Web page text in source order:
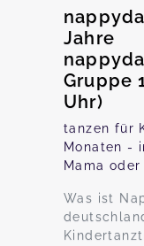
Jahre
Gruppe
Uhr)
tanzen für
Monaten -
Mama oder
Was ist